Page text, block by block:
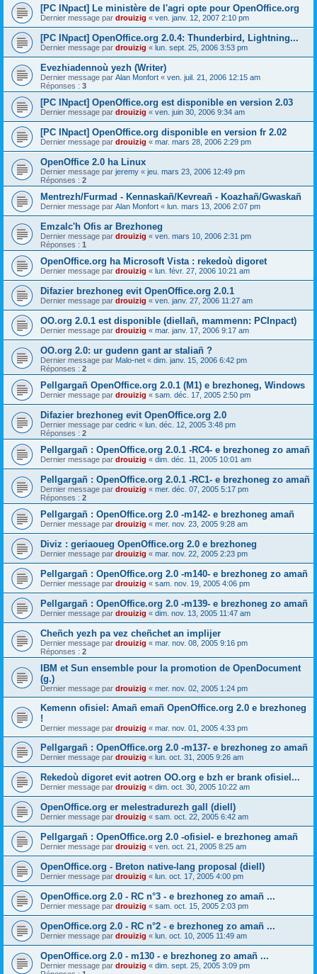
[PC INpact] Le ministère de l'agri opte pour OpenOffice.org
Dernier message par drouizig « ven. janv. 12, 2007 2:10 pm
[PC INpact] OpenOffice.org 2.0.4: Thunderbird, Lightning...
Dernier message par drouizig « lun. sept. 25, 2006 3:53 pm
Evezhiadennoù yezh (Writer)
Dernier message par Alan Monfort « ven. juil. 21, 2006 12:15 am
Réponses : 3
[PC INpact] OpenOffice.org est disponible en version 2.03
Dernier message par drouizig « ven. juin 30, 2006 9:34 am
[PC INpact] OpenOffice.org disponible en version fr 2.02
Dernier message par drouizig « mar. mars 28, 2006 2:29 pm
OpenOffice 2.0 ha Linux
Dernier message par jeremy « jeu. mars 23, 2006 12:49 pm
Réponses : 2
Mentrezh/Furmad - Kennaskañ/Kevreañ - Koazhañ/Gwaskañ
Dernier message par Alan Monfort « lun. mars 13, 2006 2:07 pm
Emzalc'h Ofis ar Brezhoneg
Dernier message par drouizig « ven. mars 10, 2006 2:31 pm
Réponses : 1
OpenOffice.org ha Microsoft Vista : rekedoù digoret
Dernier message par drouizig « lun. févr. 27, 2006 10:21 am
Difazier brezhoneg evit OpenOffice.org 2.0.1
Dernier message par drouizig « ven. janv. 27, 2006 11:27 am
OO.org 2.0.1 est disponible (diellañ, mammenn: PCInpact)
Dernier message par drouizig « mar. janv. 17, 2006 9:17 am
OO.org 2.0: ur gudenn gant ar staliañ ?
Dernier message par Malo-net « dim. janv. 15, 2006 6:42 pm
Réponses : 2
Pellgargañ OpenOffice.org 2.0.1 (M1) e brezhoneg, Windows
Dernier message par drouizig « sam. déc. 17, 2005 2:50 pm
Difazier brezhoneg evit OpenOffice.org 2.0
Dernier message par cedric « lun. déc. 12, 2005 3:48 pm
Réponses : 2
Pellgargañ : OpenOffice.org 2.0.1 -RC4- e brezhoneg zo amañ
Dernier message par drouizig « dim. déc. 11, 2005 10:01 am
Pellgargañ : OpenOffice.org 2.0.1 -RC1- e brezhoneg zo amañ
Dernier message par drouizig « mer. déc. 07, 2005 5:17 pm
Réponses : 2
Pellgargañ : OpenOffice.org 2.0 -m142- e brezhoneg amañ
Dernier message par drouizig « mer. nov. 23, 2005 9:28 am
Diviz : geriaoueg OpenOffice.org 2.0 e brezhoneg
Dernier message par drouizig « mar. nov. 22, 2005 2:23 pm
Pellgargañ : OpenOffice.org 2.0 -m140- e brezhoneg zo amañ
Dernier message par drouizig « sam. nov. 19, 2005 4:06 pm
Pellgargañ : OpenOffice.org 2.0 -m139- e brezhoneg zo amañ
Dernier message par drouizig « dim. nov. 13, 2005 11:47 am
Cheñch yezh pa vez cheñchet an implijer
Dernier message par drouizig « mar. nov. 08, 2005 9:16 pm
Réponses : 2
IBM et Sun ensemble pour la promotion de OpenDocument
(g.)
Dernier message par drouizig « mer. nov. 02, 2005 1:24 pm
Kemenn ofisiel: Amañ emañ OpenOffice.org 2.0 e brezhoneg
!
Dernier message par drouizig « mar. nov. 01, 2005 4:33 pm
Pellgargañ : OpenOffice.org 2.0 -m137- e brezhoneg zo amañ
Dernier message par drouizig « lun. oct. 31, 2005 9:26 am
Rekedoù digoret evit aotren OO.org e bzh er brank ofisiel...
Dernier message par drouizig « dim. oct. 30, 2005 10:22 am
OpenOffice.org er melestradurezh gall (diell)
Dernier message par drouizig « sam. oct. 22, 2005 6:42 am
Pellgargañ : OpenOffice.org 2.0 -ofisiel- e brezhoneg amañ
Dernier message par drouizig « ven. oct. 21, 2005 8:25 am
OpenOffice.org - Breton native-lang proposal (diell)
Dernier message par drouizig « lun. oct. 17, 2005 4:00 pm
OpenOffice.org 2.0 - RC n°3 - e brezhoneg zo amañ ...
Dernier message par drouizig « sam. oct. 15, 2005 2:03 pm
OpenOffice.org 2.0 - RC n°2 - e brezhoneg zo amañ ...
Dernier message par drouizig « lun. oct. 10, 2005 11:49 am
OpenOffice.org 2.0 - m130 - e brezhoneg zo amañ ...
Dernier message par drouizig « dim. sept. 25, 2005 3:09 pm